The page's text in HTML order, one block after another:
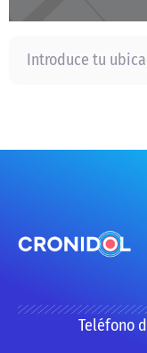
Teléfono